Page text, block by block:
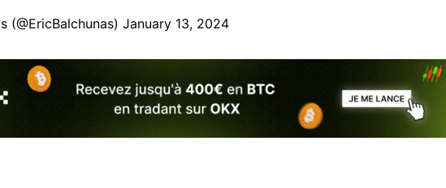
(@EricBalchunas) January 13, 2024